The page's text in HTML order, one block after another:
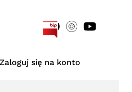
Zaloguj się na konto